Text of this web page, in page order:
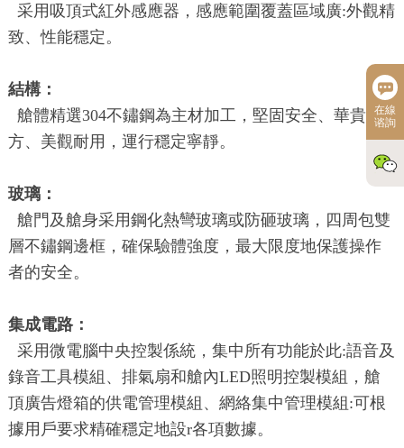
采用吸頂式紅外感應器，感應範圍覆蓋區域廣:外觀精
致、性能穩定。
結構：
艙體精選304不鏽鋼為主材加工，堅固安全、華貴大
方、美觀耐用，運行穩定寧靜。
玻璃：
艙門及艙身采用鋼化熱彎玻璃或防砸玻璃，四周包雙
層不鏽鋼邊框，確保驗體強度，最大限度地保護操作
者的安全。
集成電路：
采用微電腦中央控製係統，集中所有功能於此:語音及
錄音工具模組、排氣扇和艙內LED照明控製模組，艙
頂廣告燈箱的供電管理模組、網絡集中管理模組:可根
據用戶要求精確穩定地設r各項數據。
在線
谘詢